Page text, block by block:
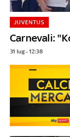
Carnevali:
JUVENTUS
31 lug - 12:38